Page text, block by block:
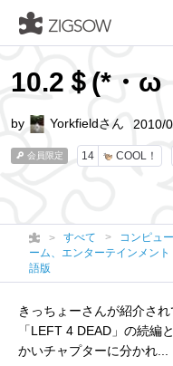
10.2＄(*・ω
会員限定 14 COOL！
by Yorkfieldさん 2010/
すべて コンピュ
ーム、エンターテインメント
語版
きっちょーさんが紹介さ
「LEFT 4 DEAD」の続編
かいチャプターに分かれ...